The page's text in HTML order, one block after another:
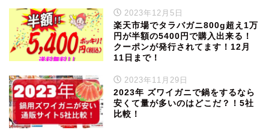
2023年12月5日
楽天市場でタラバガニ800g超え1万
円が半額の5400円で購入出来る！
クーポンが発行されてます！12月
11日まで！
2023年11月29日
2023年 ズワイガニで鍋をするなら
安くて量が多いのはどこだ？！5社
比較！